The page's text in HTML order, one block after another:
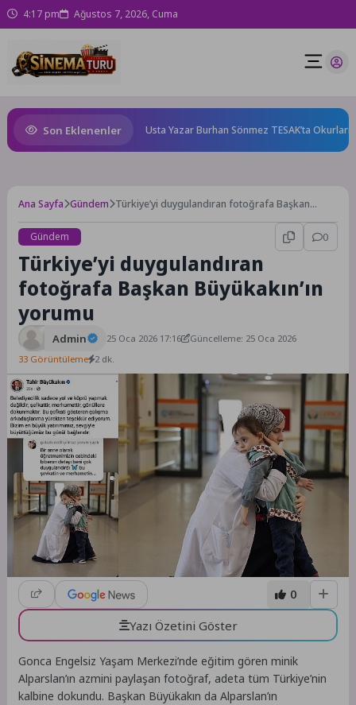
4:17 pm Ağustos 7, 2026, Cuma
Son Eklenenler
karnında başlıyor! Usta Yazar Burhan Sönmez TESAK’ta Okurlarıyla
Ana Sayfa Gündem Türkiye’yi duygulandıran fotoğrafa Başkan
Gündem
0
Türkiye’yi duygulandıran
fotoğrafa Başkan Büyükakın’ın
yorumu
Admin 25 Oca 2026 17:16
Güncelleme: 25 Oca 2026
33 Görüntüleme 2 dk.
0
Yazı Özetini Göster
Gonca Engelsiz Yaşam Merkezi’nde eğitim gören minik
Alparslan’ın azmini paylaşan fotoğraf, adeta tüm Türkiye’nin
kalbine dokundu. Başkan Büyükakın da Alparslan’ın